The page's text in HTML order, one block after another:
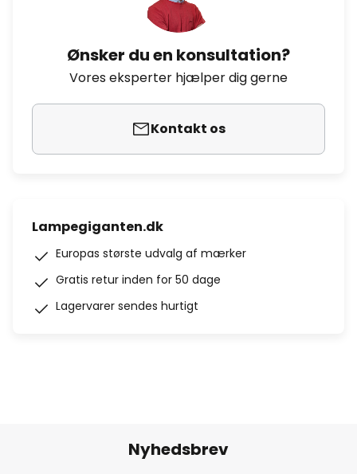
Ønsker du en konsultation?
Vores eksperter hjælper dig gerne
Kontakt os
Lampegiganten.dk
Europas største udvalg af mærker
Gratis retur inden for 50 dage
Lagervarer sendes hurtigt
Nyhedsbrev